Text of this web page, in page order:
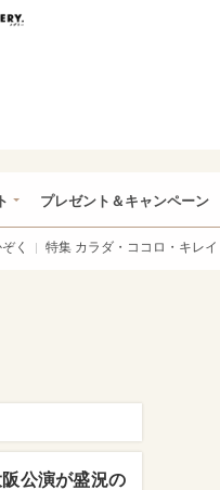
プレゼント＆キャンペーン
く 特集 カラダ・ココロ・キレイ
公演が盛況の